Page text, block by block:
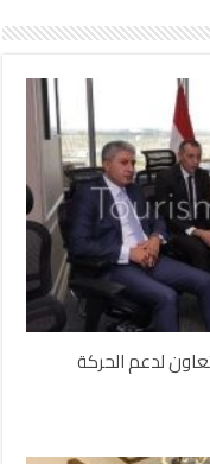
لدعم الحركة